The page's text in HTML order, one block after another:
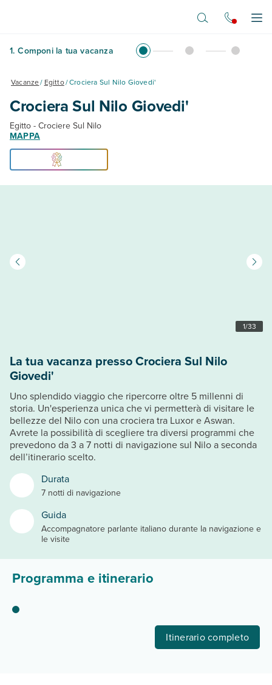
1. Componi la tua vacanza
Vacanze/ Egitto/Crociera Sul Nilo Giovedi'
Crociera Sul Nilo Giovedi'
Egitto - Crociere Sul Nilo
MAPPA
1/33
Durata
7 notti di navigazione
Guida
Accompagnatore parlante italiano durante la navigazione e
le visite
La tua vacanza presso Crociera Sul Nilo
Giovedi'
Uno splendido viaggio che ripercorre oltre 5 millenni di
storia. Un'esperienza unica che vi permetterà di visitare le
bellezze del Nilo con una crociera tra Luxor e Aswan.
Avrete la possibilità di scegliere tra diversi programmi che
prevedono da 3 a 7 notti di navigazione sul Nilo a seconda
dell’itinerario scelto.
Programma e itinerario
Itinerario completo